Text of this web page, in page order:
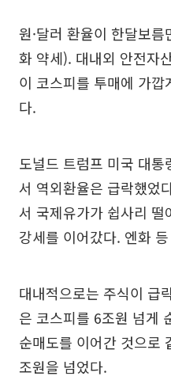
원·달러 환율이 한달보
화 약세). 대내외 안전자
이 코스피를 투매에 가
다.
도널드 트럼프 미국 대
서 역외환율은 급락했었
서 국제유가가 쉽사리
강세를 이어갔다. 엔화
대내적으로는 주식이 급
은 코스피를 6조원 넘게
순매도를 이어간 것으로
조원을 넘었다.